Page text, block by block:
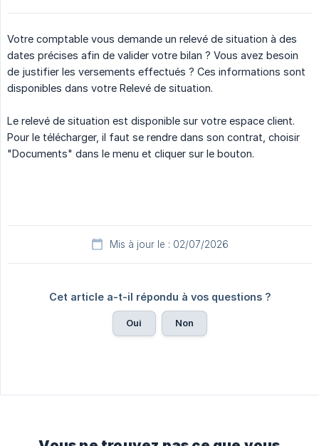
Votre comptable vous demande un relevé de situation à des
dates précises afin de valider votre bilan ? Vous avez besoin
de justifier les versements effectués ? Ces informations sont
disponibles dans votre Relevé de situation.
Le relevé de situation est disponible sur votre espace client.
Pour le télécharger, il faut se rendre dans son contrat, choisir
"Documents" dans le menu et cliquer sur le bouton.
Mis à jour le : 02/07/2026
Cet article a-t-il répondu à vos questions ?
Oui Non